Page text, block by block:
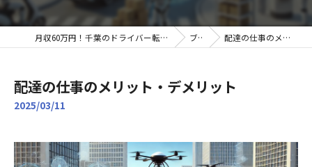
月収60万円！千葉のドライバー転職なら株式会社燕｜未経験歓迎 ブログ 配達の仕事のメリット・デメリット
配達の仕事のメリット・デメリット
2025/03/11